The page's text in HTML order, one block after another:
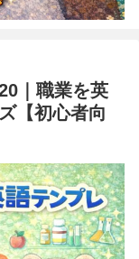
｜職業を英
【初心者向